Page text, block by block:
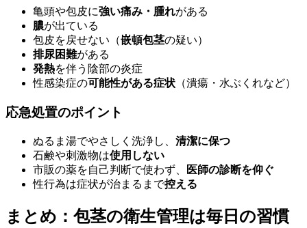
亀頭や包皮に強い痛み・腫れがある
膿が出ている
包皮を戻せない（嵌頓包茎の疑い）
排尿困難がある
発熱を伴う陰部の炎症
性感染症の可能性がある症状 （潰瘍・水ぶくれなど）
応急処置のポイント
ぬるま湯でやさしく洗浄し、 清潔に保つ
石鹸や刺激物は使用しない
市販の薬を自己判断で使わず、
医師の診断を仰ぐ
性行為は症状が治まるまで控える
まとめ：包茎の衛生管理は毎日の習慣